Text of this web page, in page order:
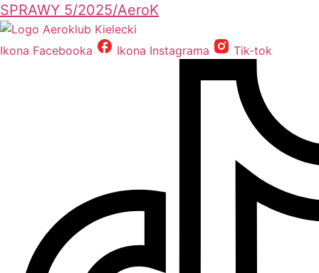
SPRAWY 5/2025/AeroK
Ikona Facebooka Ikona Instagrama Tik-tok